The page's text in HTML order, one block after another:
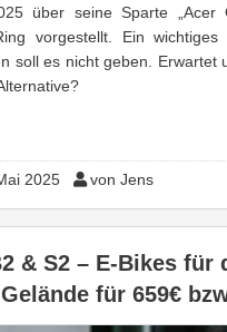
über seine Sparte „Acer
vorgestellt. Ein wichtiges
soll es nicht geben. Erwartet
2025 von Jens
& S2 – E-Bikes für
für 659€